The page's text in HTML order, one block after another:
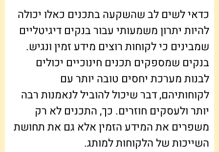
כדאי לשים לב שהשקעה בתכנים כאלו יכולה
להיות יתרון משמעותי עבור בנקים דיגיטליים
שמבינים כי לקוחות רוצים מידע זמין ונגיש.
בנקים שמספקים תכנים חינוכיים יכולים
לבנות מערכת יחסים טובה יותר עם
לקוחותיהם, דבר שיכול להוביל לנאמנות רבה
יותר ולעסקים חוזרים. כך, התכנים לא רק
משפרים את המידע הזמין אלא גם את תחושת
השייכות של הלקוחות למותג.